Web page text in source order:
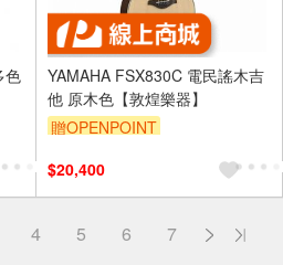
色
YAMAHA FSX830C 電民謠木吉
他 原木色【敦煌樂器】
贈OPENPOINT
$20,400
4 5 6 7